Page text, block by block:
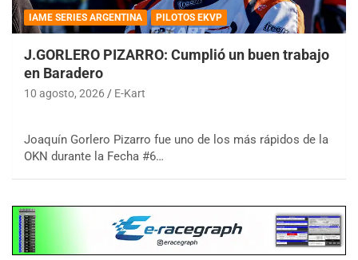
IAME SERIES ARGENTINA PILOTOS EKVP
J.GORLERO PIZARRO: Cumplió un buen trabajo
en Baradero
10 agosto, 2026 E-Kart
Joaquín Gorlero Pizarro fue uno de los más rápidos de la
OKN durante la Fecha #6…